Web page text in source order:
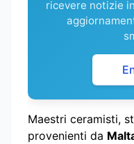
ricevere notizie
Maestri ceramisti,
provenienti da